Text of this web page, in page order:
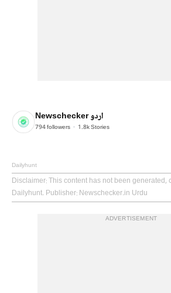
Newschecker اردو
794followers 1.8kStories
Dailyhunt
Disclaimer: This content has not been generated,
Dailyhunt. Publisher: Newschecker.in Urdu
ADVERTISEMENT